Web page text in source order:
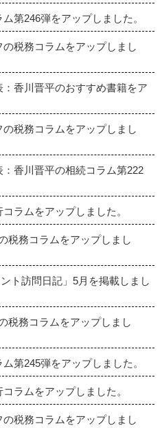
第246弾をアップしました。
税務コラムをアップしまし
香川晋平のおすすめ書籍をア
税務コラムをアップしまし
香川晋平の相続コラム第222
ラムをアップしました。
税務コラムをアップしまし
ト訪問日記」5月を掲載しまし
税務コラムをアップしまし
第245弾をアップしました。
ラムをアップしました。
税務コラムをアップしまし